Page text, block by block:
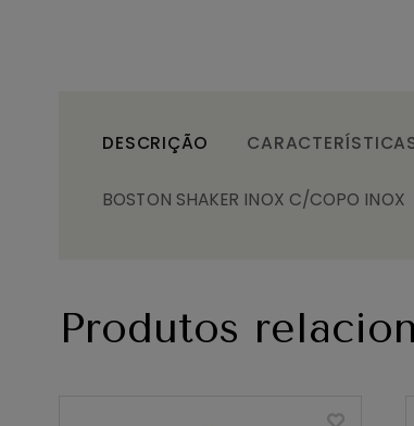
DESCRIÇÃO
BOSTON SHAKER INOX C/COPO INOX
Produtos